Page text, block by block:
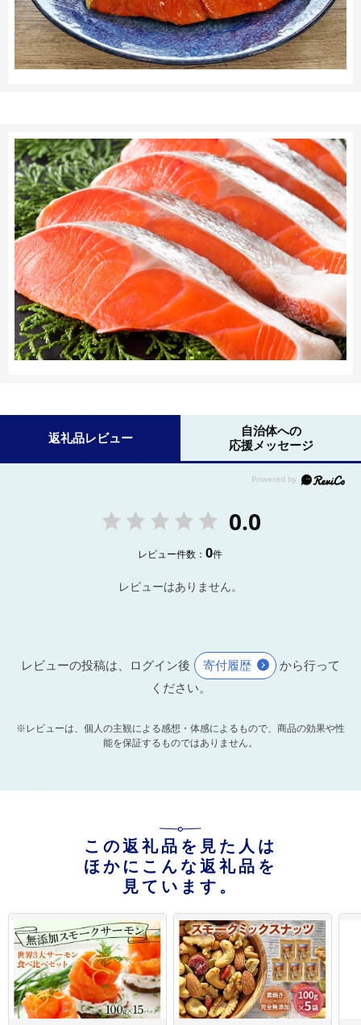
返礼品レビュー
自治体への
応援メッセージ
0.0
レビュー件数：0件
レビューはありません。
レビューの投稿は、ログイン後 寄付履歴
から行って
ください。
※レビューは、個人の主観による感想・体感によるもので、商品の効果や性
能を保証するものではありません。
この返礼品を見た人は
ほかにこんな返礼品を
見ています。